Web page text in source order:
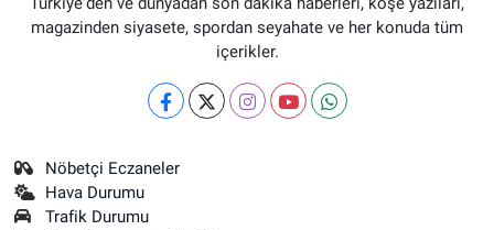
magazinden siyasete, spordan seyahate ve her konuda tüm
içerikler.
Nöbetçi Eczaneler
Hava Durumu
Trafik Durumu